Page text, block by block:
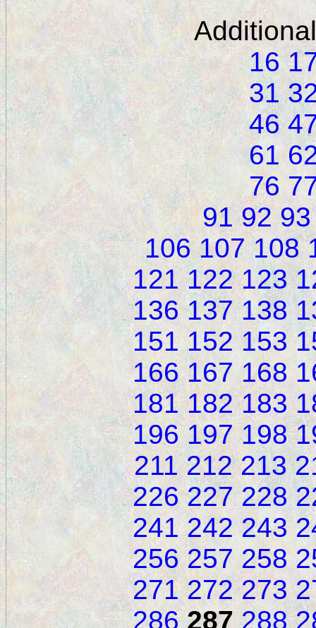
16
31
46
61
76
91 92 93
106 107 108
121 122 123
136 137 138
151 152 153
166 167 168
181 182 183
196 197 198
211 212 213
226 227 228
241 242 243
256 257 258
271 272 273
286 287 288